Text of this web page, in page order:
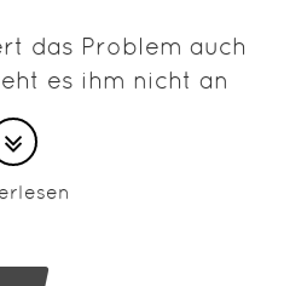
das Problem auch
es ihm nicht an